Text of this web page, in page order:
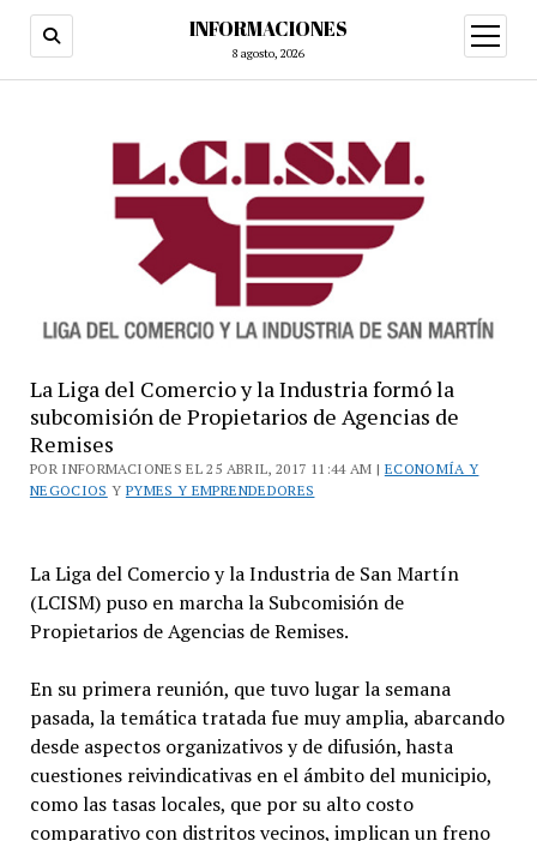
INFORMACIONES
8 agosto, 2026
abrir
menú
La Liga del Comercio y la Industria formó la
subcomisión de Propietarios de Agencias de
Remises
POR INFORMACIONES EL 25 ABRIL, 2017 11:44 AM | ECONOMÍA Y
NEGOCIOS Y PYMES Y EMPRENDEDORES
La Liga del Comercio y la Industria de San Martín
(LCISM) puso en marcha la Subcomisión de
Propietarios de Agencias de Remises.
En su primera reunión, que tuvo lugar la semana
pasada, la temática tratada fue muy amplia, abarcando
desde aspectos organizativos y de difusión, hasta
cuestiones reivindicativas en el ámbito del municipio,
como las tasas locales, que por su alto costo
comparativo con distritos vecinos, implican un freno